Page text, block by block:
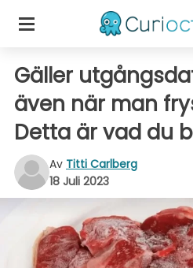
Gäller
även när man
Detta är vad du
Av Titti Carlberg
18 Juli 2023